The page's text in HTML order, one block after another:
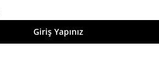
Giriş Yapınız